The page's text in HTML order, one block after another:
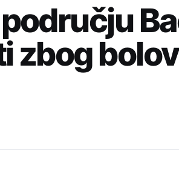
zbog